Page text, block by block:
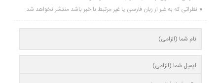
نظراتی که به غیر از زبان فارسی یا غیر مرتبط با خبر باشد منتشر نخواهد شد.